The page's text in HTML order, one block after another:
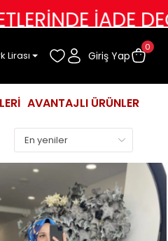
YOKTUR Tüm
Lirası Giriş Yap
0
AVANTAJLI ÜRÜNLER